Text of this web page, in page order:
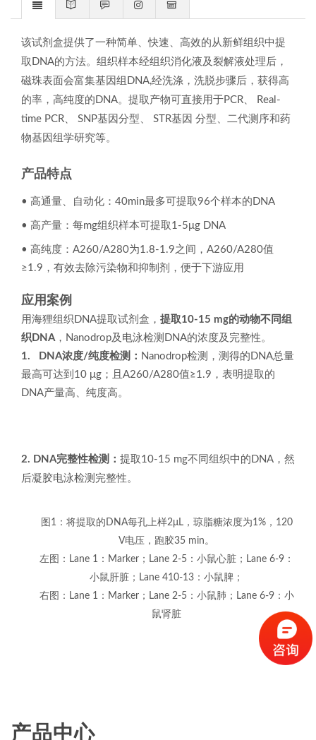
该试剂盒提供了一种简单、快速、高效的从新鲜组织中提
取DNA的方法。组织样本经组织消化液及裂解液处理后，
磁珠表面会富集基因组DNA,经洗涤，洗脱步骤后，获得高
的率，高纯度的DNA。提取产物可直接用于PCR、 Real-
time PCR、 SNP基因分型、 STR基因 分型、二代测序和药
物基因组学研究等。
产品特点
• 高通量、自动化：40min最多可提取96个样本的DNA
• 高产量：每mg组织样本可提取1-5μg DNA
• 高纯度：A260/A280为1.8-1.9之间，A260/A280值
≥1.9，有效去除污染物和抑制剂，便于下游应用
应用案例
用海狸组织DNA提取试剂盒， 提取10-15 mg的动物不同组
织DNA，Nanodrop及电泳检测DNA的浓度及完整性。
1. DNA浓度/纯度检测： Nanodrop检测，测得的DNA总量
最高可达到10 μg；且A260/A280值≥1.9，表明提取的
DNA产量高、纯度高。
2. DNA完整性检测： 提取10-15 mg不同组织中的DNA，然
后凝胶电泳检测完整性。
图1：将提取的DNA每孔上样2μL，琼脂糖浓度为1%，120
V电压，跑胶35 min。
左图：Lane 1：Marker；Lane 2-5：小鼠心脏；Lane 6-9：
小鼠肝脏；Lane 410-13：小鼠脾；
右图：Lane 1：Marker；Lane 2-5：小鼠肺；Lane 6-9：小
鼠肾脏
产品中心